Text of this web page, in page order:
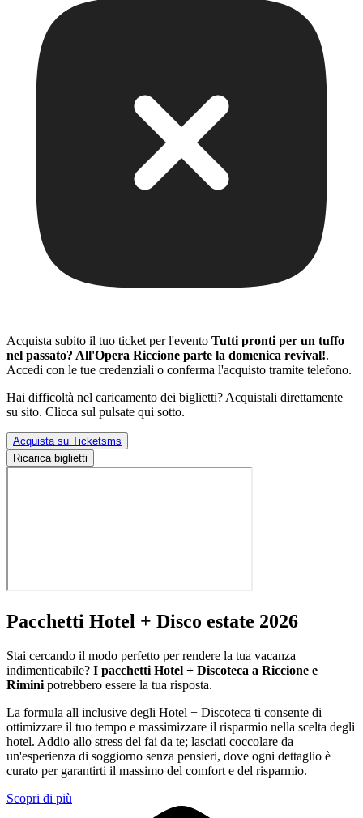
Acquista subito il tuo ticket per l'evento Tutti pronti per un tuffo
nel passato? All'Opera Riccione parte la domenica revival!.
Accedi con le tue credenziali o conferma l'acquisto tramite telefono.
Hai difficoltà nel caricamento dei biglietti? Acquistali direttamente
su sito. Clicca sul pulsate qui sotto.
Acquista su Ticketsms
Ricarica biglietti
Pacchetti Hotel + Disco estate 2026
Stai cercando il modo perfetto per rendere la tua vacanza
indimenticabile? I pacchetti Hotel + Discoteca a Riccione e
Rimini potrebbero essere la tua risposta.
La formula all inclusive degli Hotel + Discoteca ti consente di
ottimizzare il tuo tempo e massimizzare il risparmio nella scelta degli
hotel. Addio allo stress del fai da te; lasciati coccolare da
un'esperienza di soggiorno senza pensieri, dove ogni dettaglio è
curato per garantirti il massimo del comfort e del risparmio.
Scopri di più